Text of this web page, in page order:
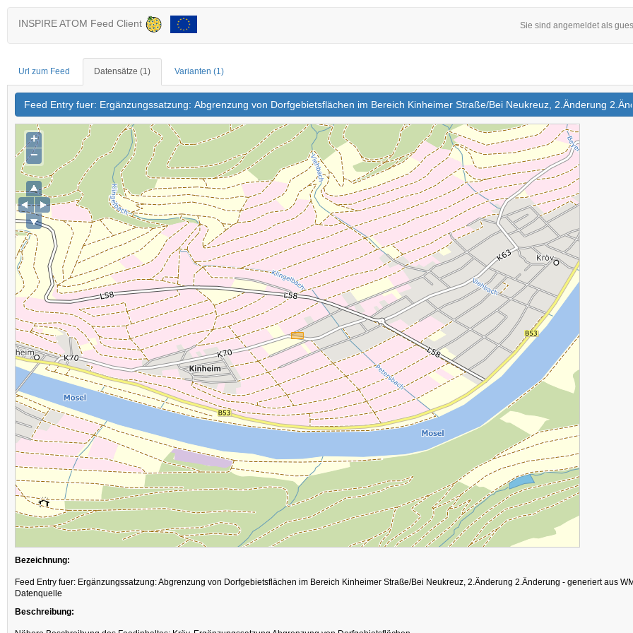
INSPIRE ATOM Feed Client Sie sind angemeldet als
Url zum Feed Datensätze (1) Varianten (1)
Feed Entry fuer: Ergänzungssatzung: Abgrenzung von Dorfgebietsflächen im Bereich Kinheimer Straße/Bei Neukreuz, 2.Änderung
+
−
Bezeichnung:
Feed Entry fuer: Ergänzungssatzung: Abgrenzung von Dorfgebietsflächen im Bereich Kinheimer Straße/Bei Neukreuz, 2.Änderung 2.Änderung - generiert aus
Datenquelle
Beschreibung: